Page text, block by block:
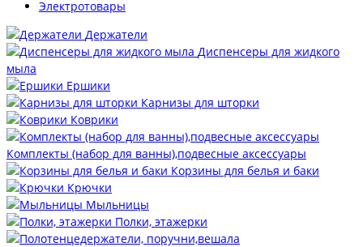
Электротовары
Держатели
Диспенсеры для жидкого
мыла
Ершики
Карнизы для шторки
Коврики
Комплекты (набор для ванны),подвесные аксессуары
Корзины для белья и баки
Крючки
Мыльницы
Полки, этажерки